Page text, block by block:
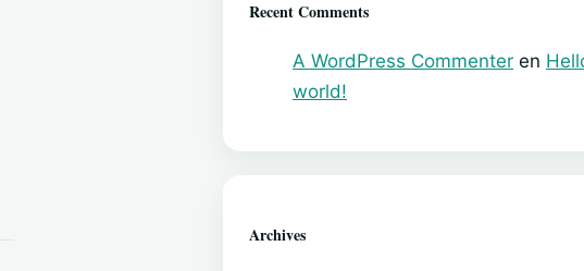
Recent Comments
A WordPress Commenter en
world!
Archives